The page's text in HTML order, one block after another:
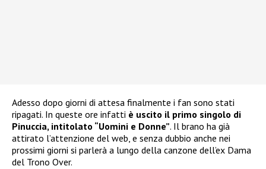
Adesso dopo giorni di attesa finalmente i fan sono stati
ripagati. In queste ore infatti è uscito il primo singolo di
Pinuccia, intitolato “Uomini e Donne”. Il brano ha già
attirato l’attenzione del web, e senza dubbio anche nei
prossimi giorni si parlerà a lungo della canzone dell’ex Dama
del Trono Over.